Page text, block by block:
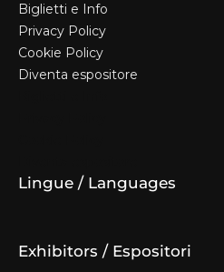
Biglietti e Info
Privacy Policy
Cookie Policy
Diventa espositore
Lingue / Languages
Exhibitors / Espositori